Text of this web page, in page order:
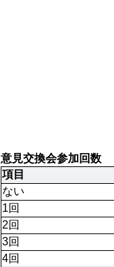
意見交換会参加回数
項目
ない
1回
2回
3回
4回